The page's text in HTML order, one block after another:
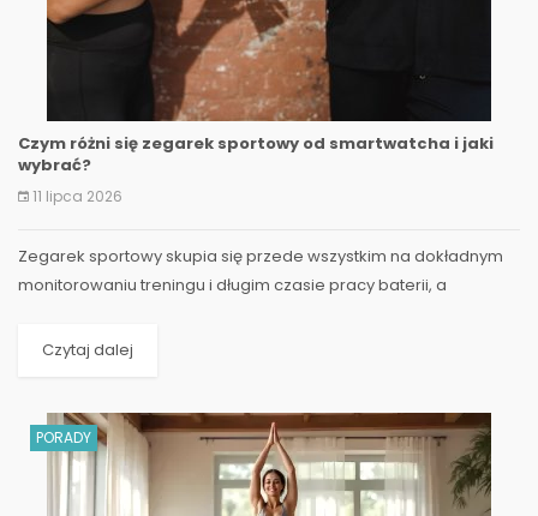
Czym różni się zegarek sportowy od smartwatcha i jaki
wybrać?
11 lipca 2026
​Zegarek sportowy skupia się przede wszystkim na dokładnym
monitorowaniu treningu i długim czasie pracy baterii, a
Czytaj dalej
PORADY